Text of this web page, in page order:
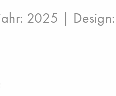
2025 | Design: